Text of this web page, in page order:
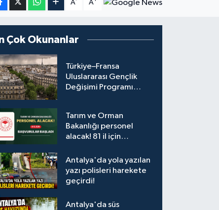
A A
Çok Okunanlar
Türkiye–Fransa
Uluslararası Gençlik
Değişimi Programı
Tarım ve Orman
Bakanlığı personel
alacak! 81 il için
Antalya'da yola yazılan
yazı polisleri harekete
geçirdi!
Antalya'da süs